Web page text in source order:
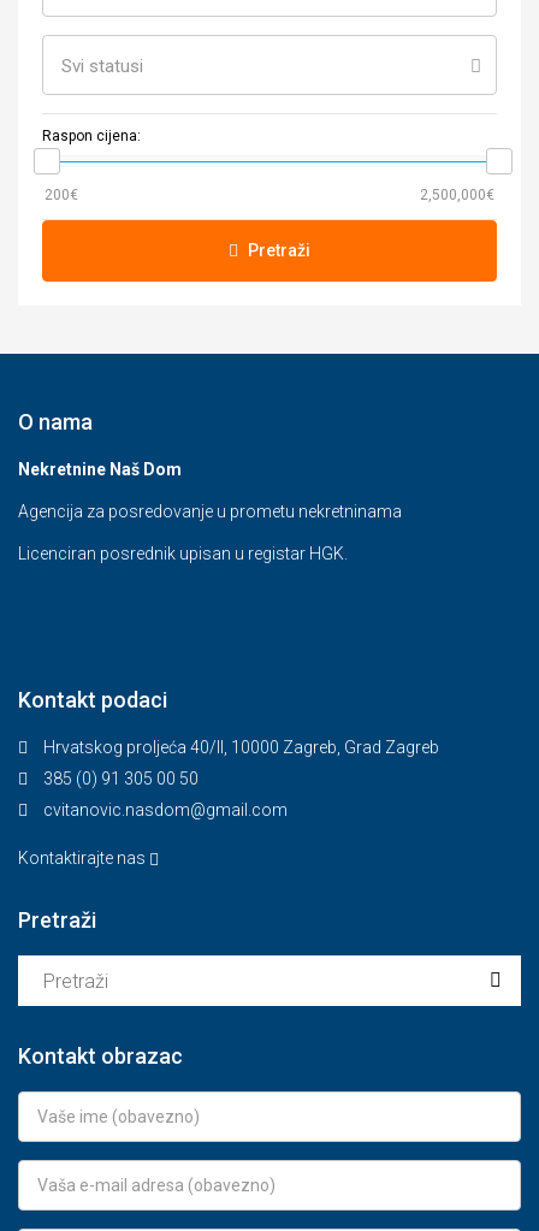
Svi statusi
Raspon cijena:
Pretraži
O nama
Nekretnine Naš Dom
Agencija za posredovanje u prometu nekretninama
Licenciran posrednik upisan u registar HGK.
Kontakt podaci
Hrvatskog proljeća 40/II, 10000 Zagreb, Grad Zagreb
385 (0) 91 305 00 50
cvitanovic.nasdom@gmail.com
Kontaktirajte nas
Pretraži
Kontakt obrazac